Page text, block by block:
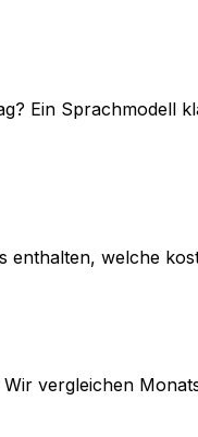
Ein
enthalten, welche
vergleichen